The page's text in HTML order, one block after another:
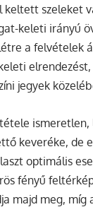
szeleket
keleti irányú
a felvételek
jegyek
keveréke, de
optimális
fényű
majd meg, míg